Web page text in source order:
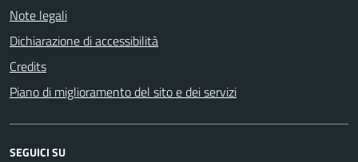
Note legali
Dichiarazione di accessibilità
Credits
Piano di miglioramento del sito e dei servizi
SEGUICI SU